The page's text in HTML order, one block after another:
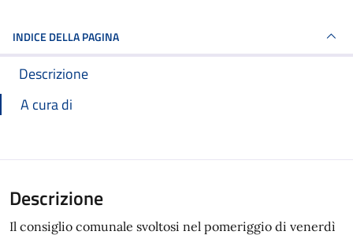
INDICE DELLA PAGINA
Descrizione
A cura di
Descrizione
Il consiglio comunale svoltosi nel pomeriggio di venerdì